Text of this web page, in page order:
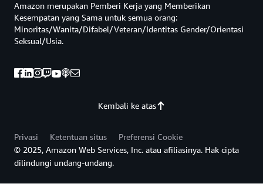
Kembali ke atas
Amazon merupakan Pemberi Kerja yang Memberikan
Kesempatan yang Sama untuk semua orang:
Minoritas/Wanita/Difabel/Veteran/Identitas Gender/Orientasi
Seksual/Usia.
Privasi Ketentuan situs
Preferensi Cookie
© 2025, Amazon Web Services, Inc. atau afiliasinya. Hak cipta
dilindungi undang-undang.